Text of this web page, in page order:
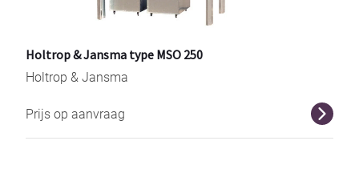
Holtrop & Jansma type MSO 250
Holtrop & Jansma
Prijs op aanvraag r